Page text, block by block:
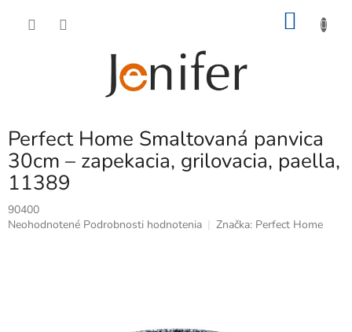
Perfect Home Smaltovaná panvica
30cm – zapekacia, grilovacia, paella,
11389
90400
Priemerné
Neohodnotené Podrobnosti hodnotenia Značka: Perfect Home